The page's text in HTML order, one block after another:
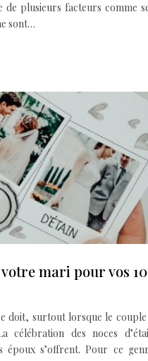
plusieurs facteurs comme
sont…
mari pour vos 10
doit, surtout lorsque le
célébration des noces
époux s’offrent. Pour ce